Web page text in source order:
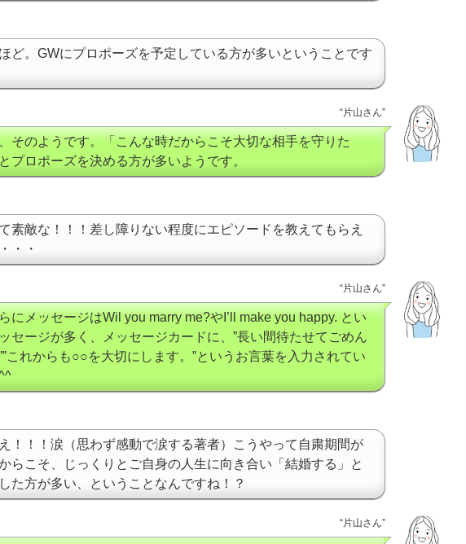
ど。GWにプロポーズを予定している方が多いということです
“片山さん”
そのようです。「こんな時だからこそ大切な相手を守りた
プロポーズを決める方が多いようです。
素敵な！！！差し障りない程度にエピソードを教えてもらえ
・・
“片山さん”
にメッセージはWil you marry me?やI’ll make you happy. とい
セージが多く、メッセージカードに、”長い間待たせてごめん
これからも○○を大切にします。”というお言葉を入力されてい
！！！涙（思わず感動で涙する著者）こうやって自粛期間が
らこそ、じっくりとご自身の人生に向き合い「結婚する」と
た方が多い、ということなんですね！？
“片山さん”